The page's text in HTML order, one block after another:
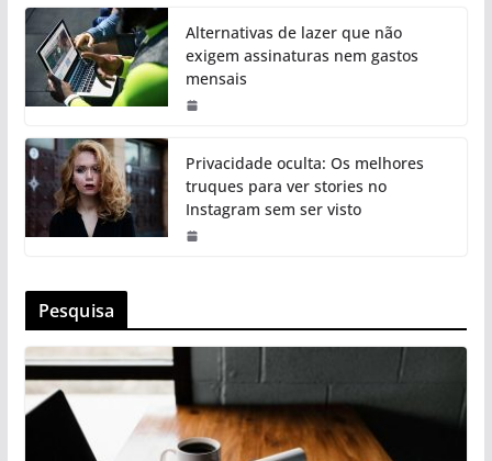
Alternativas de lazer que não
exigem assinaturas nem gastos
mensais
Privacidade oculta: Os melhores
truques para ver stories no
Instagram sem ser visto
Pesquisa